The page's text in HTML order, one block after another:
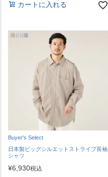
カートに入れる
Buyer's Select
日本製ビッグシルエットストライプ長袖
シャツ
¥6,930税込